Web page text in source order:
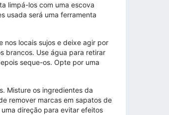
limpá-los com uma escova
usada será uma ferramenta
nos locais sujos e deixe agir por
brancos. Use água para retirar
seque-os. Opte por uma
Misture os ingredientes da
remover marcas em sapatos de
direção para evitar efeitos